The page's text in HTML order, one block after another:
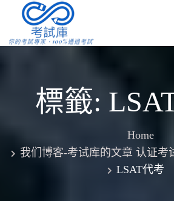
content
標籤:
Home
我们博客-考试库的文章 认证考
LSAT代考